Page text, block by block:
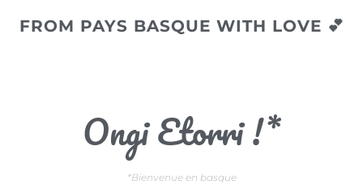
FROM PAYS BASQUE WITH LOVE 💕
Ongi Etorri !*
*Bienvenue en basque